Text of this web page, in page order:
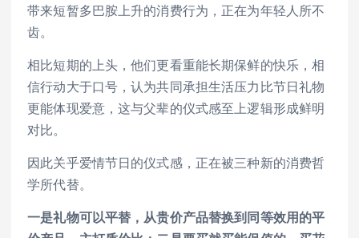
带来短暂多巴胺上升的消费行为，正在为年轻人所不
齿。
相比短期的上头，他们更看重能长期保鲜的快乐，相
信行动大于口号，认为共同承担生活压力比节日礼物
更能体现爱意，这与父辈的仪式感至上逻辑形成鲜明
对比。
因此关乎爱情节日的仪式感，正在被三种新的消费哲
学所代替。
一是礼物可以平替，从贵价产品替换到同等效用的平